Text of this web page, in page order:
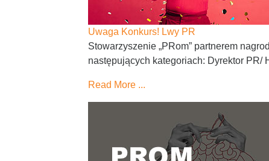
Uwaga Konkurs! Lwy PR
Stowarzyszenie „PRom” partnerem
następujących kategoriach: Dyrektor PR/
Read More ...